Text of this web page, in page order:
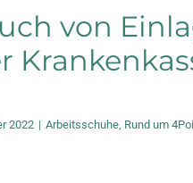
von
2022 | Arbeitsschuhe Rund um